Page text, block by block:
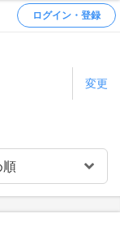
ログイン・登録
変更